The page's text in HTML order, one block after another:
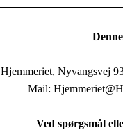
Hjemmeriet, Nyvangsvej
Mail:
Ved spørgsmål